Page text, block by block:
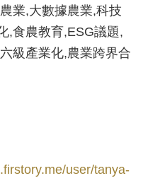
業,大數據農業,科技
,食農教育,ESG議題,
級產業化,農業跨界合
user/tanya-